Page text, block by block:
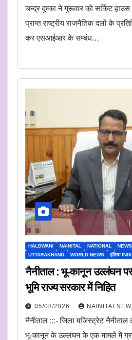
चन्द्र दुम्का ने गुरूवार को सर्किट हाउस
प्राप्त राष्ट्रीय राजनैतिक दलों के
कर एसआईआर के सम्बंध…
HALDWANI NAINITAL NATIONAL NEWS
UTTARAKHAND
WORLD NEWS इंडिया
नैनीताल : भू-कानून उल्लंघन पर
भूमि राज्य सरकार में निहित
05/08/2026
नैनीताल :::- जिला मजिस्ट्रेट नैनीताल
भू-कानून के उल्लंघन के एक मामले में